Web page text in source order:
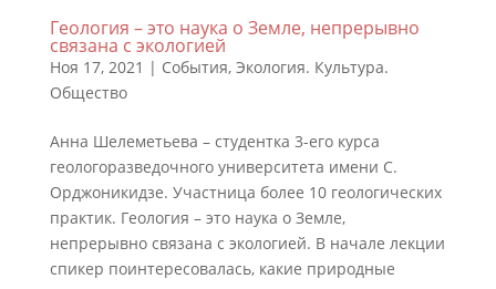
Геология – это наука о Земле, непрерывно
связана с экологией
Ноя 17, 2021 | События, Экология. Культура.
Общество
Анна Шелеметьева – студентка 3-его курса
геологоразведочного университета имени С.
Орджоникидзе. Участница более 10 геологических
практик. Геология – это наука о Земле,
непрерывно связана с экологией. В начале лекции
спикер поинтересовалась, какие природные